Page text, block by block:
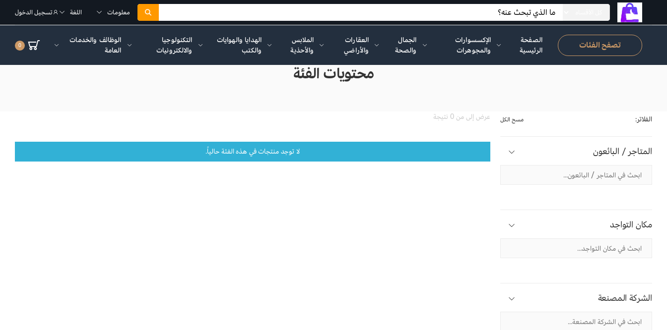
معلومات اللغة تسجيل الدخول
تصفح الفئات
الصفحة
الرئيسية
الإكسسوارات
والمجوهرات
الجمال
والصحة
العقارات
والأراضي
الملابس
والأحذية
الهدايا والهوايات
والكتب
التكنولوجيا
والالكترونيات
الوظائف والخدمات
العامة
0
محتويات الفئة
عرض إلى من 0 نتيجة
لا توجد منتجات في هذه الفئة حالياً.
الفلاتر: مسح الكل
المتاجر / البائعون
مكان التواجد
الشركة المصنعة